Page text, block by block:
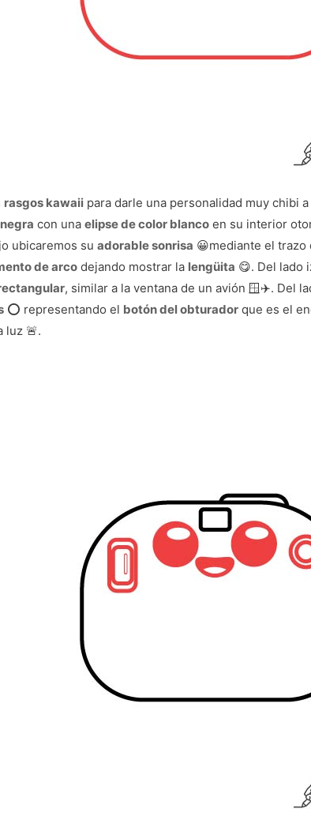
rasgos kawaii para darle una personalidad muy chibi
con unaelipse de color blanco en su interior
ubicaremos suadorable sonrisa 😀mediante el trazo
de arco dejando mostrar la lengüita 😋. Del lado
, similar a la ventana de un avión 🪟✈️. Del
⭕ representando el botón del obturador que es el
luz 🚨.